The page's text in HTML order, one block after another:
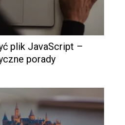
plik JavaScript –
porady